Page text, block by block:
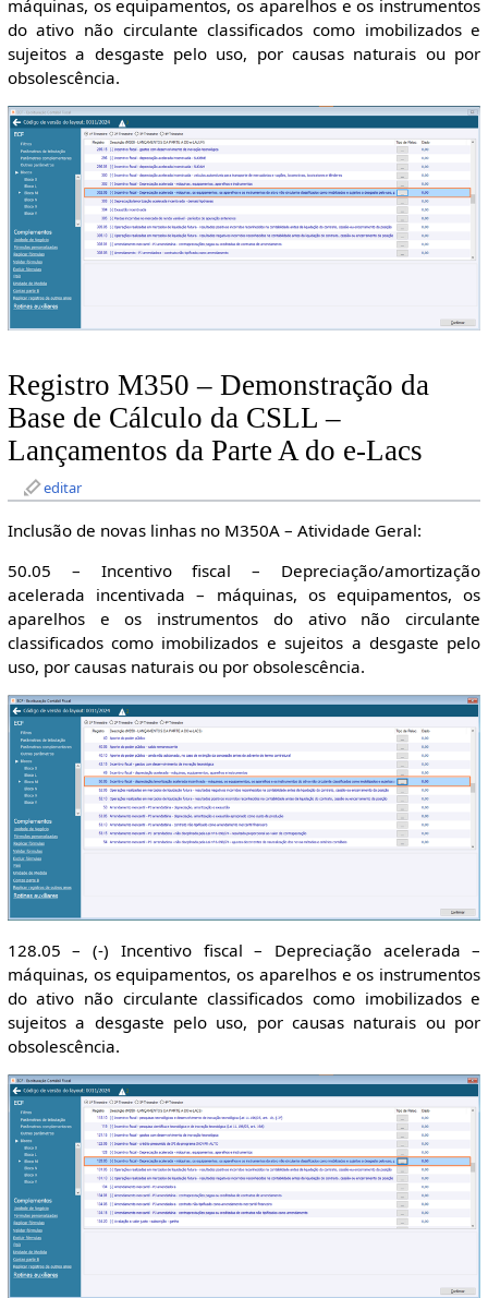
máquinas, os equipamentos, os aparelhos e os instrumentos
do ativo não circulante classificados como imobilizados e
sujeitos a desgaste pelo uso, por causas naturais ou por
obsolescência.
Registro M350 – Demonstração da
Base de Cálculo da CSLL –
Lançamentos da Parte A do e-Lacs
editar
Inclusão de novas linhas no M350A – Atividade Geral:
50.05 – Incentivo fiscal – Depreciação/amortização
acelerada incentivada – máquinas, os equipamentos, os
aparelhos e os instrumentos do ativo não circulante
classificados como imobilizados e sujeitos a desgaste pelo
uso, por causas naturais ou por obsolescência.
128.05 – (-) Incentivo fiscal – Depreciação acelerada –
máquinas, os equipamentos, os aparelhos e os instrumentos
do ativo não circulante classificados como imobilizados e
sujeitos a desgaste pelo uso, por causas naturais ou por
obsolescência.